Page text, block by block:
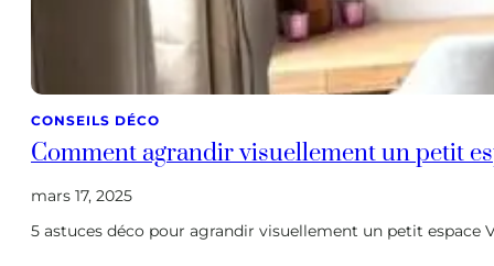
CONSEILS DÉCO
Comment agrandir visuellement un petit
mars 17, 2025
5 astuces déco pour agrandir visuellement un petit